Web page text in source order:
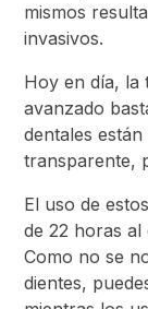
mismos
invasivos.
Hoy en día, la
avanzado
dentales
transparente,
El uso de
de 22 horas
Como no se
dientes,